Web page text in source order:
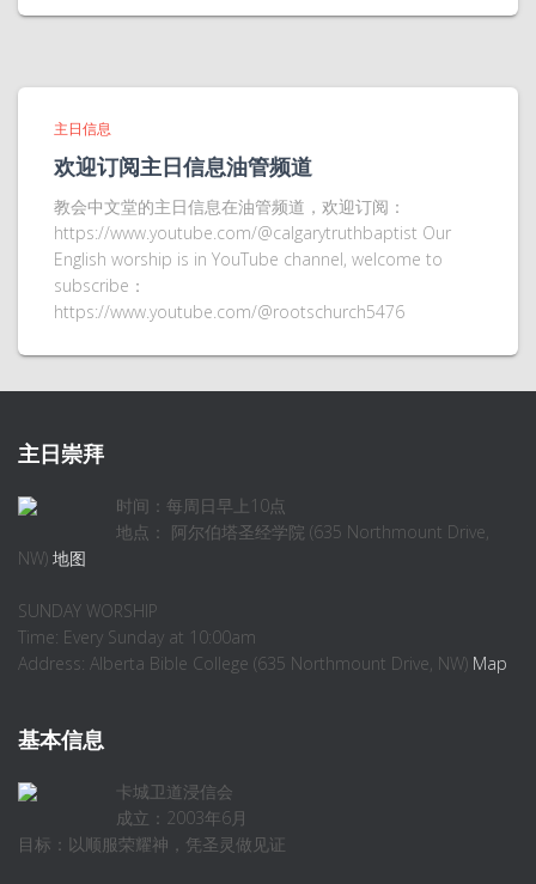
主日信息
欢迎订阅主日信息油管频道
教会中文堂的主日信息在油管频道，欢迎订阅：
https://www.youtube.com/@calgarytruthbaptist Our
English worship is in YouTube channel, welcome to
subscribe：
https://www.youtube.com/@rootschurch5476
主日崇拜
时间：每周日早上10点
地点： 阿尔伯塔圣经学院 (635 Northmount Drive,
NW) 地图
SUNDAY WORSHIP
Time: Every Sunday at 10:00am
Address: Alberta Bible College (635 Northmount Drive, NW) Map
基本信息
卡城卫道浸信会
成立：2003年6月
目标：以顺服荣耀神，凭圣灵做见证